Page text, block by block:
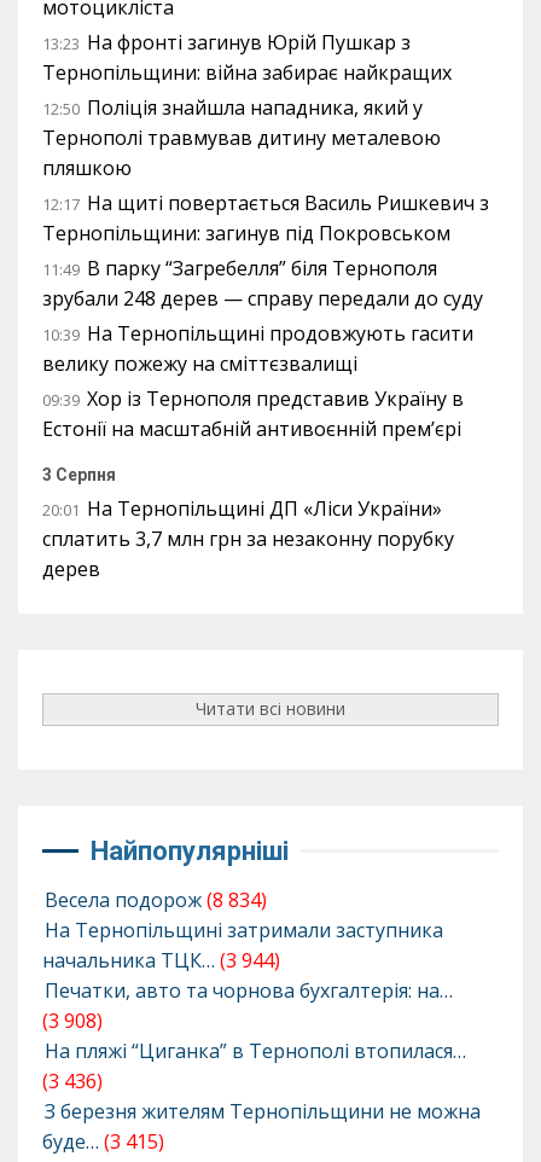
мотоцикліста
13:23 На фронті загинув Юрій Пушкар з
Тернопільщини: війна забирає найкращих
12:50 Поліція знайшла нападника, який у
Тернополі травмував дитину металевою
пляшкою
12:17 На щиті повертається Василь Ришкевич з
Тернопільщини: загинув під Покровськом
11:49 В парку “Загребелля” біля Тернополя
зрубали 248 дерев — справу передали до суду
10:39 На Тернопільщині продовжують гасити
велику пожежу на сміттєзвалищі
09:39 Хор із Тернополя представив Україну в
Естонії на масштабній антивоєнній прем’єрі
3 Серпня
20:01 На Тернопільщині ДП «Ліси України»
сплатить 3,7 млн грн за незаконну порубку
дерев
Читати всі новини
Найпопулярніші
Весела подорож(8 834)
На Тернопільщині затримали заступника
начальника ТЦК… (3 944)
Печатки, авто та чорнова бухгалтерія: на…
(3 908)
На пляжі “Циганка” в Тернополі втопилася…
(3 436)
З березня жителям Тернопільщини не можна
буде… (3 415)